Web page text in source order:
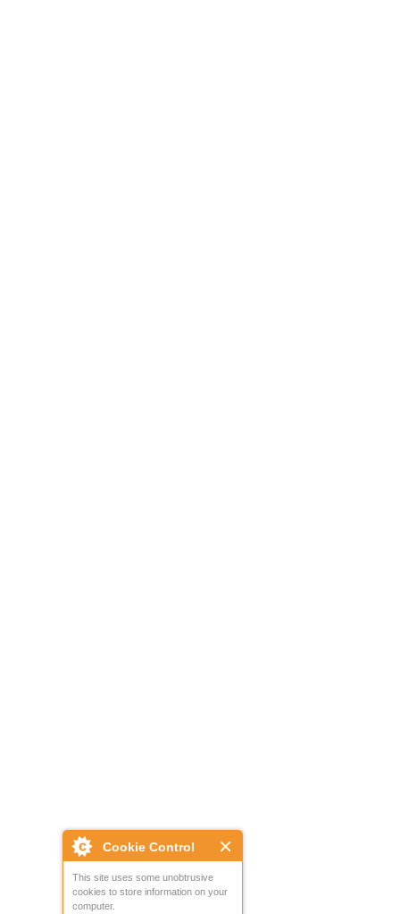
Cookie Control
This site uses some unobtrusive
cookies to store information on your
computer.